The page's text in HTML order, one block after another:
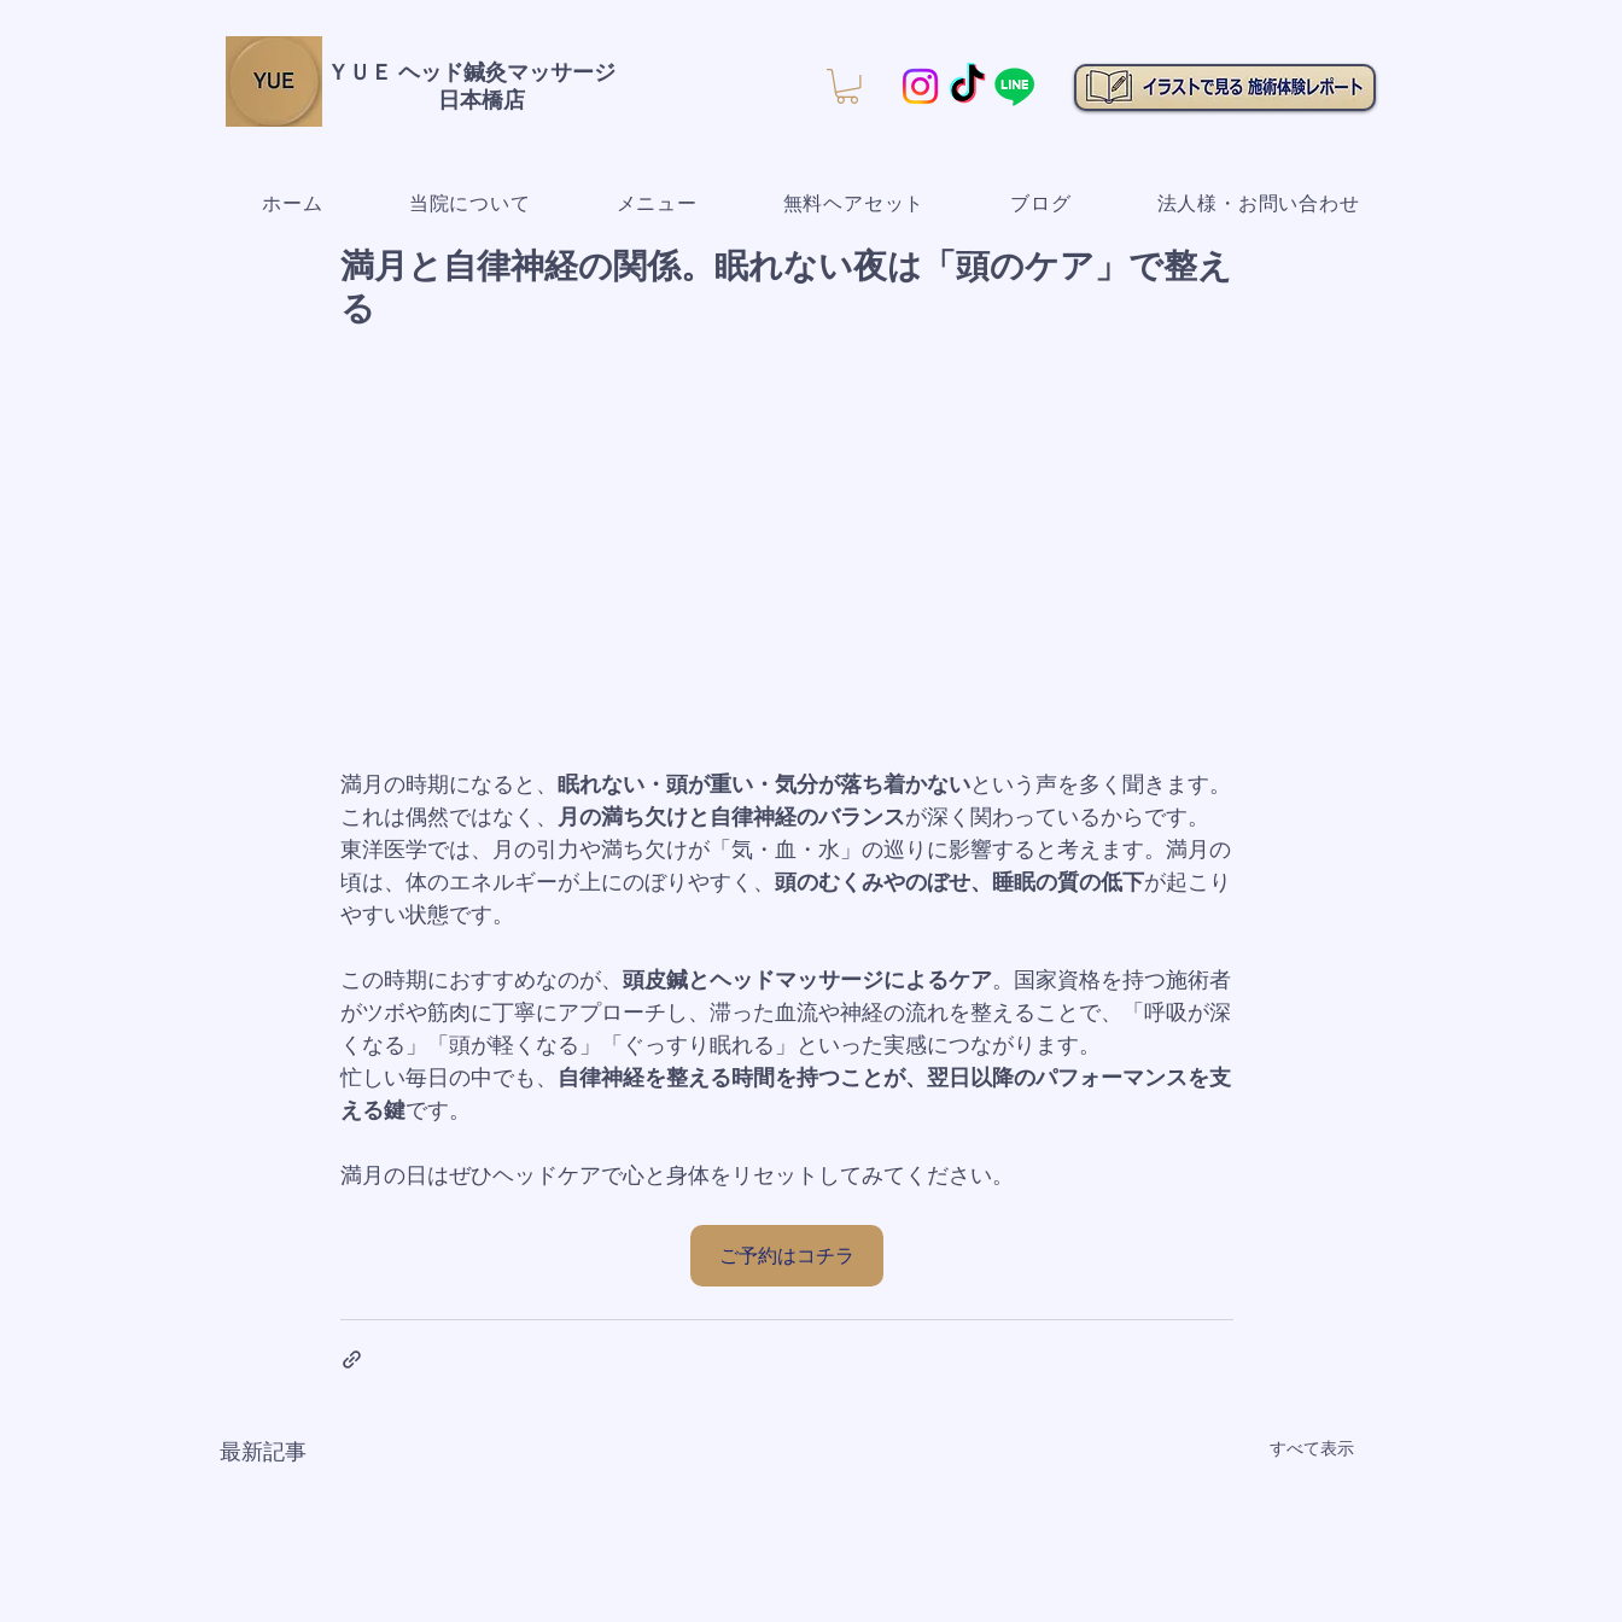
ＹＵＥ ヘッド鍼灸マッサージ
日本橋店
ホーム 当院について メニュー 無料ヘアセット ブログ 法人様・お問い合わせ
満月と自律神経の関係。眠れない夜は「頭のケア」で整え
る
満月の時期になると、 眠れない・頭が重い・気分が落ち着かないという声を多く聞きます。
これは偶然ではなく、
月の満ち欠けと自律神経のバランスが深く関わっているからです。
東洋医学では、月の引力や満ち欠けが「気・血・水」の巡りに影響すると考えます。満月の
頃は、体のエネルギーが上にのぼりやすく、 頭のむくみやのぼせ、睡眠の質の低下が起こり
やすい状態です。
この時期におすすめなのが、 頭皮鍼とヘッドマッサージによるケア。国家資格を持つ施術者
がツボや筋肉に丁寧にアプローチし、滞った血流や神経の流れを整えることで、「呼吸が深
くなる」「頭が軽くなる」「ぐっすり眠れる」といった実感につながります。
忙しい毎日の中でも、 自律神経を整える時間を持つことが、翌日以降のパフォーマンスを支
える鍵です。
満月の日はぜひヘッドケアで心と身体をリセットしてみてください。
ご予約はコチラ
最新記事 すべて表示